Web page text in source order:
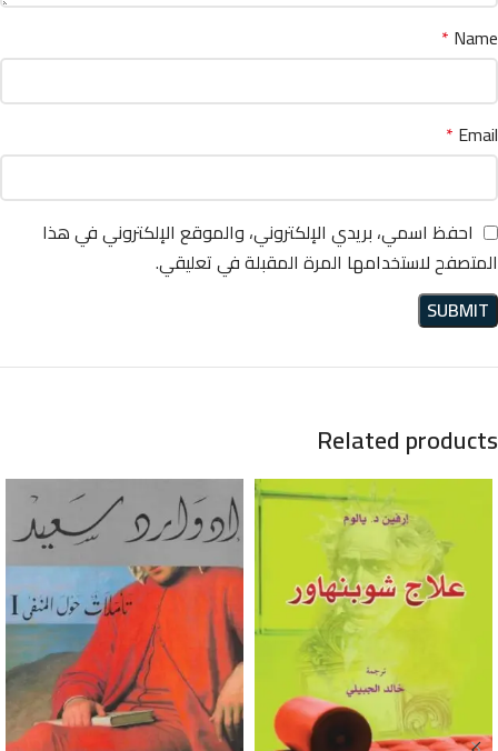
Name
*
Email
*
احفظ اسمي، بريدي الإلكتروني، والموقع الإلكتروني في هذا
المتصفح لاستخدامها المرة المقبلة في تعليقي.
Related products